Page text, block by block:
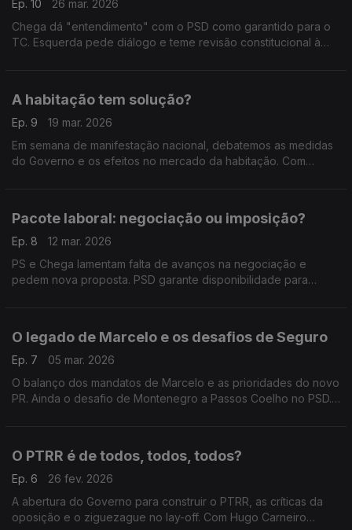
Ep. 10
26 mar. 2026
Chega dá "entendimento" com o PSD como garantido para o
TC. Esquerda pede diálogo e teme revisão constitucional à
A habitação tem solução?
Ep. 9
19 mar. 2026
Em semana de manifestação nacional, debatemos as medidas
do Governo e os efeitos no mercado da habitação. Com
Pacote laboral: negociação ou imposição?
Ep. 8
12 mar. 2026
PS e Chega lamentam falta de avanços na negociação e
pedem nova proposta. PSD garante disponibilidade para
O legado de Marcelo e os desafios de Seguro
Ep. 7
05 mar. 2026
O balanço dos mandatos de Marcelo e as prioridades do novo
PR. Ainda o desafio de Montenegro a Passos Coelho no PSD.
O PTRR é de todos, todos, todos?
Ep. 6
26 fev. 2026
A abertura do Governo para construir o PTRR, as críticas da
oposição e o ziguezague no lay-off. Com Hugo Carneiro